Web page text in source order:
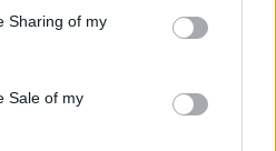
Sharing of my
Sale of my
τρία σημαντικά έργα
μνημείων